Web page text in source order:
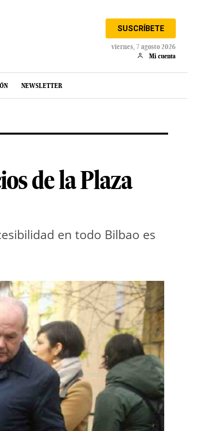
SUSCRÍBETE
viernes, 7 agosto 2026
Mi cuenta
NEWSLETTER
de la Plaza
en todo Bilbao es